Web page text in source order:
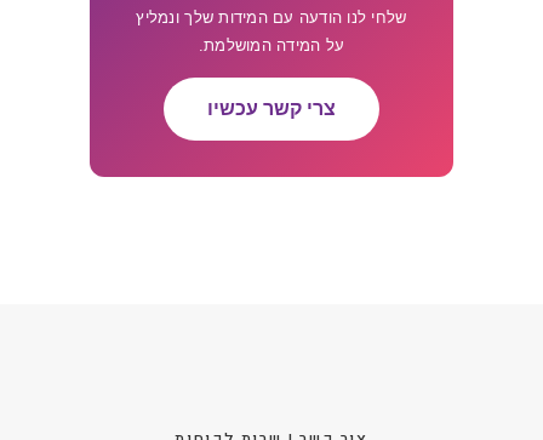
שלחי לנו הודעה עם המידות שלך ונמליץ
על המידה המושלמת.
צרי קשר עכשיו